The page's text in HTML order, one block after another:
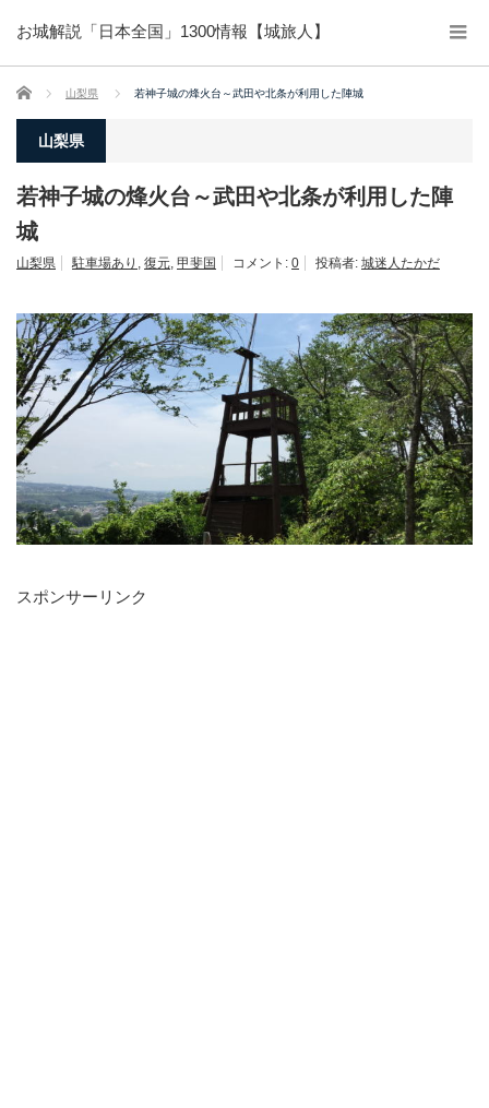
お城解説「日本全国」1300情報【城旅人】
ホーム 山梨県 若神子城の烽火台～武田や北条が利用した陣城
山梨県
若神子城の烽火台～武田や北条が利用した陣
城
山梨県 駐車場あり , 復元, 甲斐国 コメント: 0 投稿者: 城迷人たかだ
スポンサーリンク